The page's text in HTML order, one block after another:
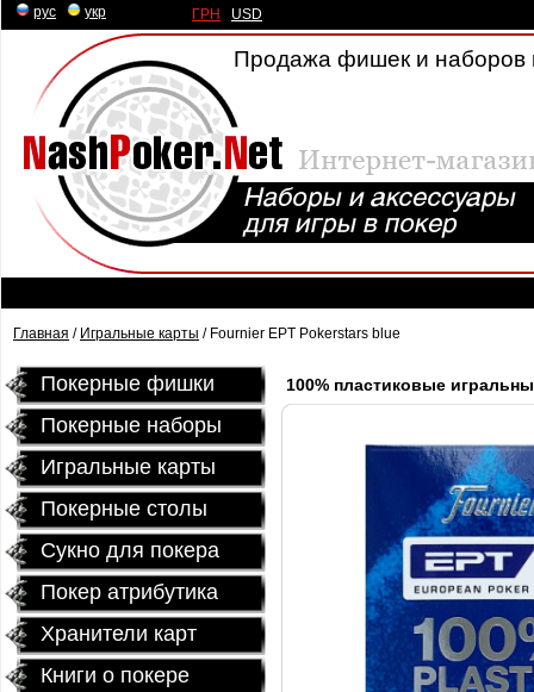
рус укр ГРН USD
Продажа фишек и наборов
Главная / Игральные карты / Fournier EPT Pokerstars blue
Покерные фишки
Покерные наборы
Игральные карты
Покерные столы
Сукно для покера
Покер атрибутика
Хранители карт
Книги о покере
100% пластиковые